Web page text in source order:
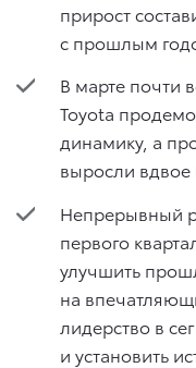
прирост
с прошлым
В марте почти
Toyota
динамику, а
выросли вдвое
Непрерывный
первого
улучшить
на
лидерство в
и установить